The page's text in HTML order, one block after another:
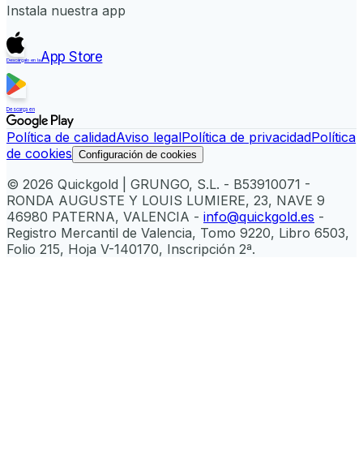
Instala nuestra app
Descárgalo en laApp Store
Descarga en
Política de calidadAviso legalPolítica de privacidadPolítica
de cookies Configuración de cookies
© 2026 Quickgold | GRUNGO, S.L. - B53910071 -
RONDA AUGUSTE Y LOUIS LUMIERE, 23, NAVE 9
46980 PATERNA, VALENCIA - info@quickgold.es -
Registro Mercantil de Valencia, Tomo 9220, Libro 6503,
Folio 215, Hoja V-140170, Inscripción 2ª.